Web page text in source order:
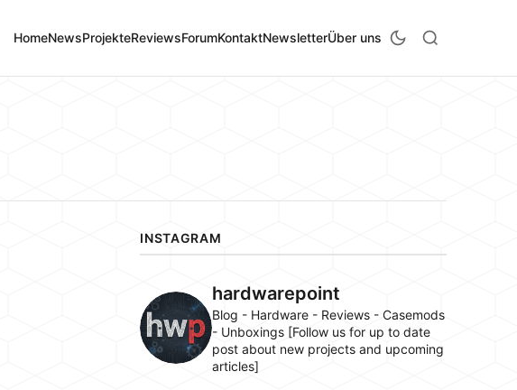
HomeNewsProjekteReviewsForumKontaktNewsletterÜber uns
INSTAGRAM
hardwarepoint
Blog - Hardware - Reviews - Casemods
- Unboxings [Follow us for up to date
post about new projects and upcoming
articles]